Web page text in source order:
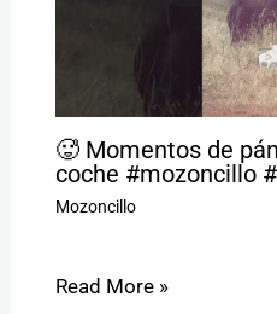
🥵 Momentos de
coche #mozoncillo
Mozoncillo
Read More »